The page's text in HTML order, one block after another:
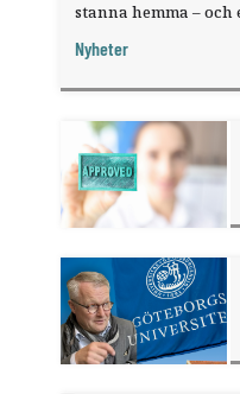
stanna hemma –
fråga".
Nyheter